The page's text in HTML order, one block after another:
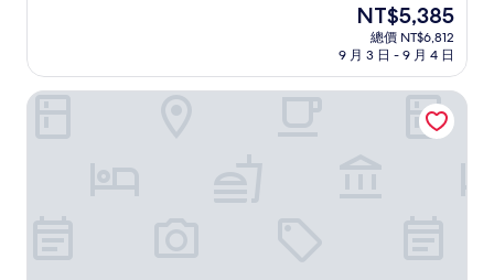
分，
好
現
價
為
NT$5,385
NT$5,385
總價 NT$6,812
9 月 3 日 - 9 月 4 日
那霸凱悅酒店沖繩